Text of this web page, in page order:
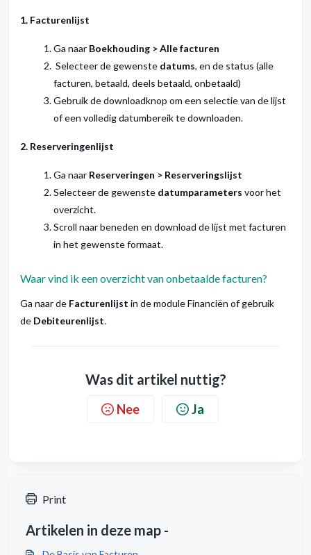
1. Facturenlijst
Ga naar Boekhouding > Alle facturen
Selecteer de gewenste datums, en de status (alle
facturen, betaald, deels betaald, onbetaald)
Gebruik de downloadknop om een selectie van de lijst
of een volledig datumbereik te downloaden.
2. Reserveringenlijst
Ga naar Reserveringen > Reserveringslijst
Selecteer de gewenste datumparameters voor het
overzicht.
Scroll naar beneden en download de lijst met facturen
in het gewenste formaat.
Waar vind ik een overzicht van onbetaalde facturen?
Ga naar de Facturenlijst in de module Financiën of gebruik
de Debiteurenlijst.
Was dit artikel nuttig?
Nee Ja
Print
Artikelen in deze map -